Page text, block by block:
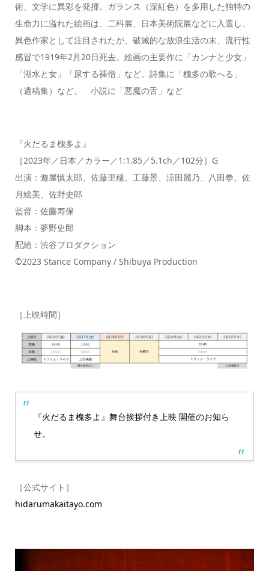
術、文学に異彩を発揮。ガランス（深紅色）を多用した独特の
生命力に溢れた絵画は、二科展、日本美術院展などに入選し、
異色作家として注目されたが、破滅的な放浪生活の末、流行性
感冒で1919年2月20日死去。絵画の主要作に「カンナと少女」
「湖水と女」「尿する裸僧」など。詩集に「槐多の歌へる」
（遺稿集）など。 小説に「悪魔の舌」など
『火だるま槐多よ』
［2023年／日本／カラー／1:1.85／5.1ch／102分］G
出演：遊屋慎太郎、佐藤里穂、工藤景、涼田麗乃、八田拳、佐
月絵美、佐野史郎
監督：佐藤寿保
脚本：夢野史郎
配給：渋谷プロダクション
©2023 Stance Company / Shibuya Production
［上映時間］
『火だるま槐多よ』舞台挨拶付き上映 開催のお知ら
せ。
［公式サイト］
hidarumakaitayo.com